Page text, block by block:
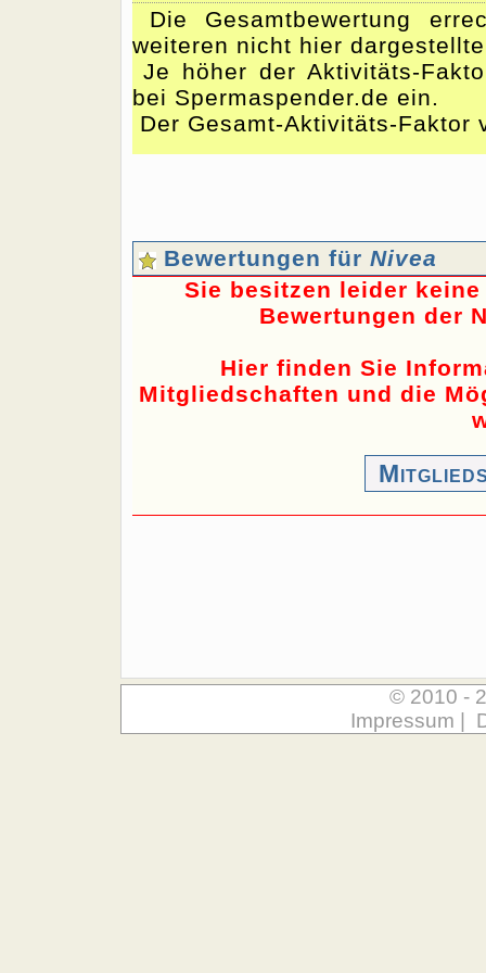
Die Gesamtbewertung
weiteren nicht hier
Je höher der Aktivitäts-
bei Spermaspender.de ein.
Der Gesamt-Aktivitäts-
Bewertungen für Nivea
Sie besitzen leider
Bewertungen der
Hier finden Sie
Mitgliedschaften und die
© 2010 -
Impressum